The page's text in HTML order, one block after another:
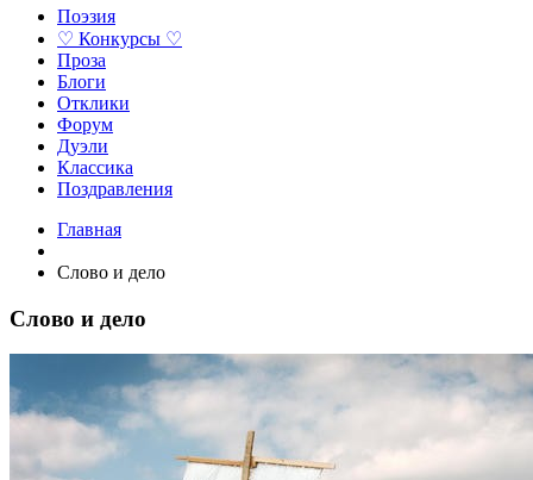
Поэзия
♡ Конкурсы ♡
Проза
Блоги
Отклики
Форум
Дуэли
Классика
Поздравления
Главная
Слово и дело
Слово и дело